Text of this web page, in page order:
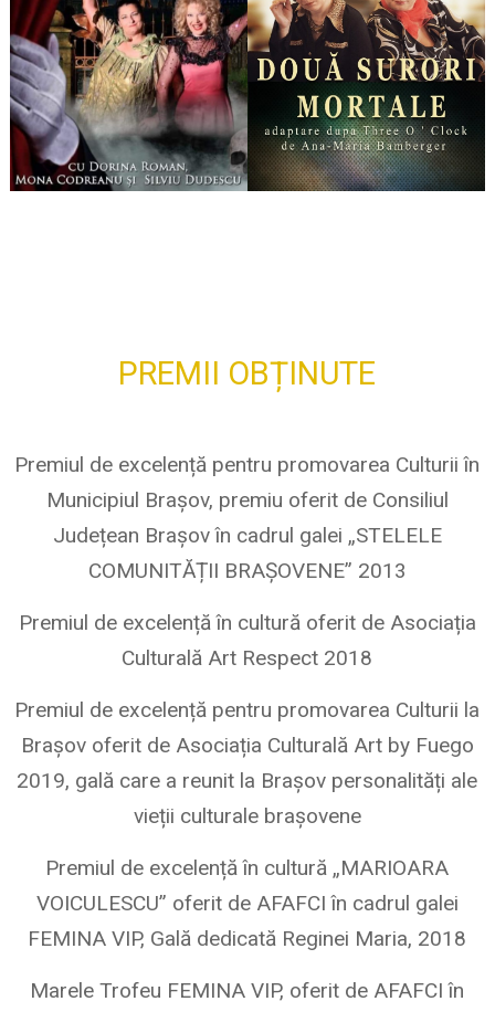
PREMII OBȚINUTE
Premiul de excelență pentru promovarea Culturii în
Municipiul Brașov, premiu oferit de Consiliul
Județean Brașov în cadrul galei „STELELE
COMUNITĂȚII BRAȘOVENE” 2013
Premiul de excelență în cultură oferit de Asociația
Culturală Art Respect 2018
Premiul de excelență pentru promovarea Culturii la
Brașov oferit de Asociația Culturală Art by Fuego
2019, gală care a reunit la Brașov personalități ale
vieții culturale brașovene
Premiul de excelență în cultură „MARIOARA
VOICULESCU” oferit de AFAFCI în cadrul galei
FEMINA VIP, Gală dedicată Reginei Maria, 2018
Marele Trofeu FEMINA VIP, oferit de AFAFCI în